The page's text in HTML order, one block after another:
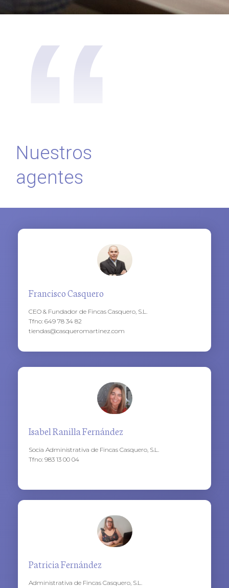
“
Nuestros
agentes
Francisco Casquero
CEO & Fundador de Fincas Casquero, S.L.
Tfno: 649 78 34 82
tiendas@casqueromartinez.com
Isabel Ranilla Fernández
Socia Administrativa de Fincas Casquero, S.L.
Tfno: 983 13 00 04
Patricia Fernández
Administrativa de Fincas Casquero, S.L.